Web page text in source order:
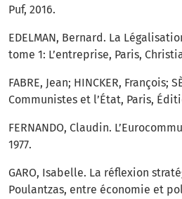
Puf, 2016.
EDELMAN, Bernard. La
tome 1: L’entreprise, Paris,
FABRE, Jean; HINCKER, François;
Communistes et l’État, Paris,
FERNANDO, Claudin.
1977.
GARO, Isabelle. La réflexion
Poulantzas, entre économie et